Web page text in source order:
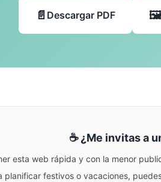
Descargar PDF
☕ ¿Me invitas a
esta web rápida y con la menor
festivos o vacaciones,